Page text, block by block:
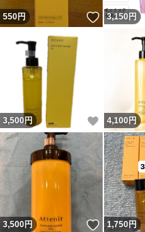
550円 いいね！
3,150 円
3,500円 いいね！
4,100円
3,500円 いいね！
1,750円